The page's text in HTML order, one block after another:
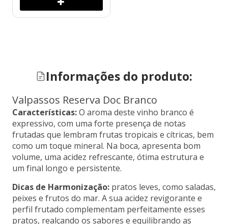
Informações do produto:
Valpassos Reserva Doc Branco
Características:O aroma deste vinho branco é
expressivo, com uma forte presença de notas
frutadas que lembram frutas tropicais e cítricas, bem
como um toque mineral. Na boca, apresenta bom
volume, uma acidez refrescante, ótima estrutura e
um final longo e persistente.
Dicas de Harmonização: pratos leves, como saladas,
peixes e frutos do mar. A sua acidez revigorante e
perfil frutado complementam perfeitamente esses
pratos, realçando os sabores e equilibrando as